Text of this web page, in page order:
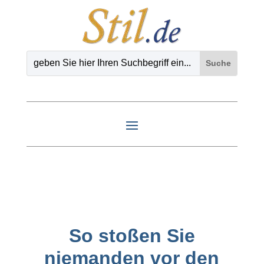
So stoßen Sie
niemanden vor den